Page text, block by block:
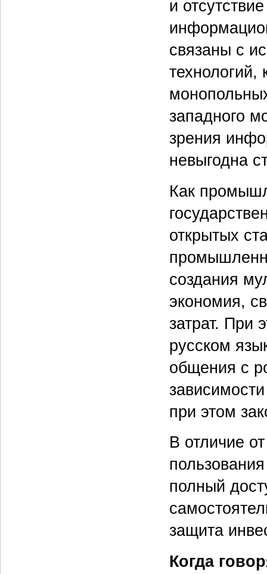
и
связаны с
технологий,
западного
зрения
невыгодна
Как
открытых
создания
экономия,
затрат. При
русском
общения с
при этом
В отличие
полный
защита
Когда